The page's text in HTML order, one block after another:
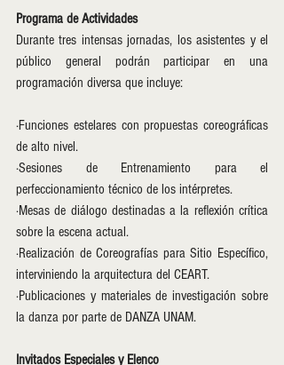
Programa de Actividades
Durante tres intensas jornadas, los asistentes y el
público general podrán participar en una
programación diversa que incluye:
·Funciones estelares con propuestas coreográficas
de alto nivel.
·Sesiones de Entrenamiento para el
perfeccionamiento técnico de los intérpretes.
·Mesas de diálogo destinadas a la reflexión crítica
sobre la escena actual.
·Realización de Coreografías para Sitio Específico,
interviniendo la arquitectura del CEART.
·Publicaciones y materiales de investigación sobre
la danza por parte de DANZA UNAM.
Invitados Especiales y Elenco